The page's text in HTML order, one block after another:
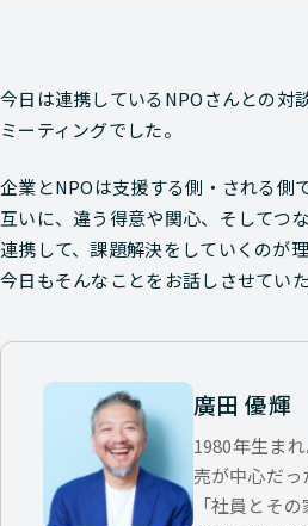
今日は連携しているNPOさんとの対
ミーティングでした。
企業とNPOは支援する側・される側
互いに、違う得意や関心、そしてつ
連携して、課題解決をしていくのが
今日もそんなことをお話しさせてい
廣田 優輝
1980年生ま
売が中心だ
「社員とそ